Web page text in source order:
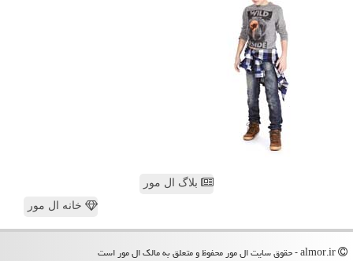
بلاگ ال مور
خانه ال مور